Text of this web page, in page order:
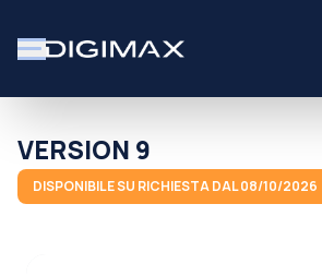
VERSION 9
DISPONIBILE SU RICHIESTA DAL 08/10/2026